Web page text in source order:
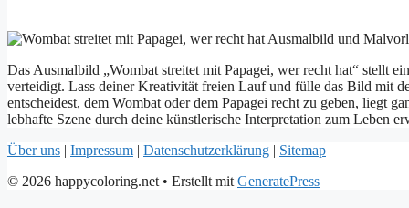
Das Ausmalbild „Wombat streitet mit Papagei, wer recht hat“ stellt
verteidigt. Lass deiner Kreativität freien Lauf und fülle das Bild mit
entscheidest, dem Wombat oder dem Papagei recht zu geben, liegt
lebhafte Szene durch deine künstlerische Interpretation zum Leben
Über uns | Impressum | Datenschutzerklärung | Sitemap
© 2026 happycoloring.net • Erstellt mit GeneratePress